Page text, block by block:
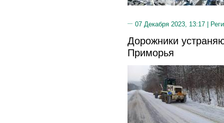
07 Декабря 2023, 13:17 |
Дорожники
Приморья